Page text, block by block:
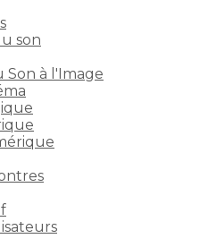
son
Son à l'Image